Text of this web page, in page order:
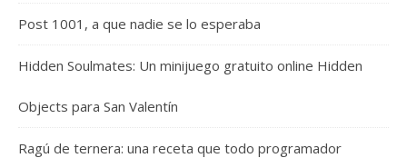
Post 1001, a que nadie se lo esperaba
Hidden Soulmates: Un minijuego gratuito online Hidden
Objects para San Valentín
Ragú de ternera: una receta que todo programador